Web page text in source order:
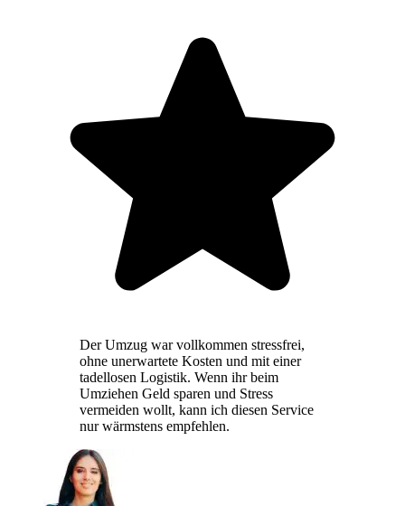
Der Umzug war vollkommen stressfrei,
ohne unerwartete Kosten und mit einer
tadellosen Logistik. Wenn ihr beim
Umziehen Geld sparen und Stress
vermeiden wollt, kann ich diesen Service
nur wärmstens empfehlen.